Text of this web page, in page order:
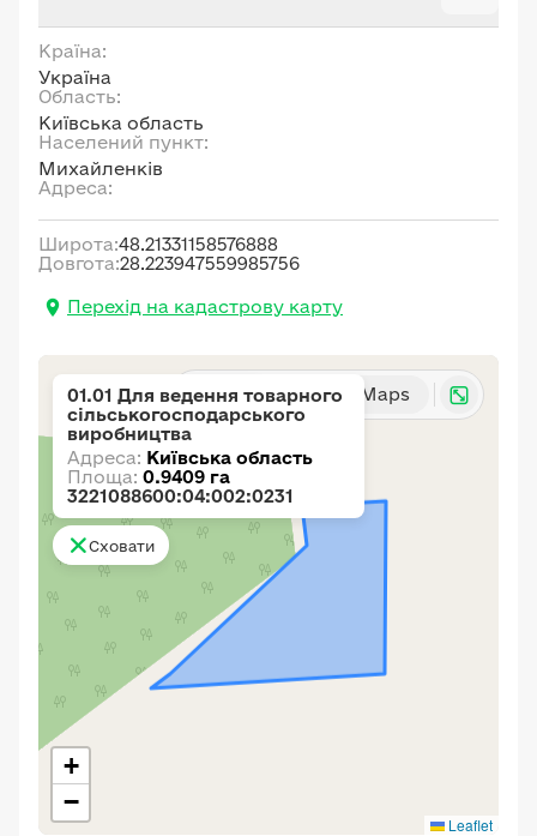
Країна:
Україна
Область:
Київська область
Населений пункт:
Михайленків
Адреса:
Широта:48.21331158576888
Довгота:28.223947559985756
Перехід на кадастрову карту
Карта Google Maps
+
−
Leaflet
01.01 Для ведення товарного
сільськогосподарського
виробництва
Адреса: Київська область
Площа: 0.9409 га
3221088600:04:002:0231
Сховати